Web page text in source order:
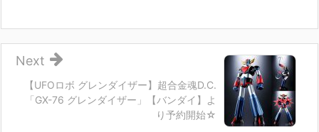
【UFOロボ グレンダイザー】超合金魂D.C.
「GX-76 グレンダイザー」【バンダイ】よ
り予約開始☆
Next